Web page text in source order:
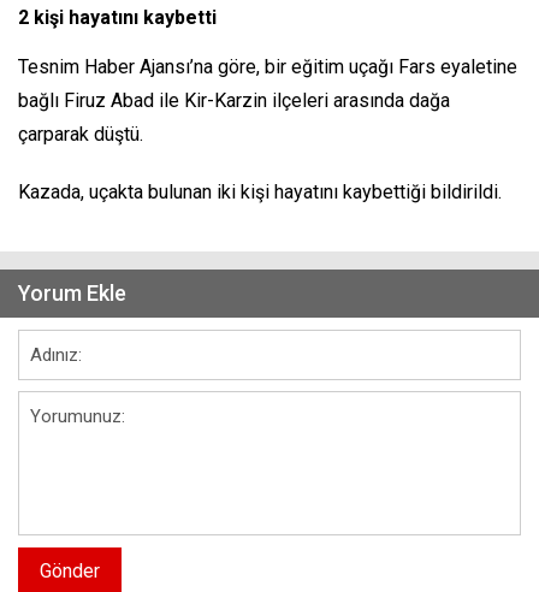
2 kişi hayatını kaybetti
Tesnim Haber Ajansı’na göre, bir eğitim uçağı Fars eyaletine
bağlı Firuz Abad ile Kir-Karzin ilçeleri arasında dağa
çarparak düştü.
Kazada, uçakta bulunan iki kişi hayatını kaybettiği bildirildi.
Yorum Ekle
Gönder